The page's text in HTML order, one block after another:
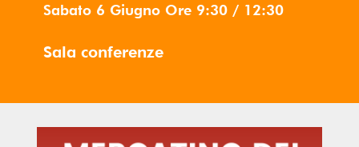
Sabato 6 Giugno Ore 9:30 / 12:30
Sala conferenze